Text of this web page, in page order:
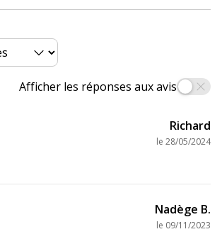
Afficher les réponses aux avis
Richard
le 28/05/2024
Nadège B.
le 09/11/2023